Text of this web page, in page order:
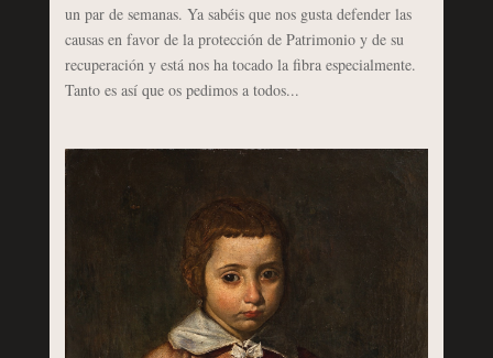
un par de semanas. Ya sabéis que nos gusta defender las
causas en favor de la protección de Patrimonio y de su
recuperación y está nos ha tocado la fibra especialmente.
Tanto es así que os pedimos a todos...